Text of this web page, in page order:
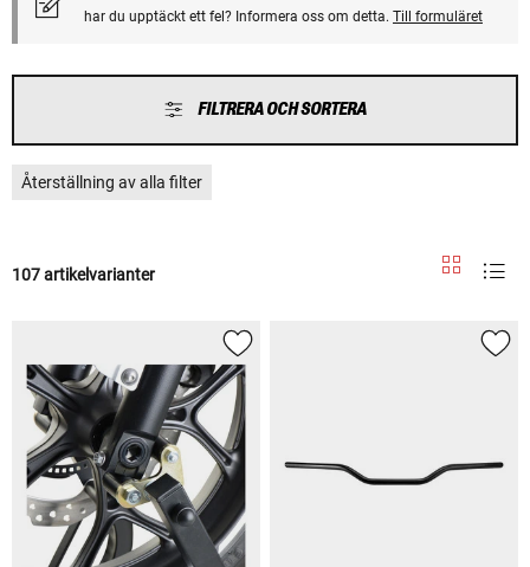
har du upptäckt ett fel? Informera oss om detta. Till formuläret
FILTRERA OCH SORTERA
Återställning av alla filter
107 artikelvarianter